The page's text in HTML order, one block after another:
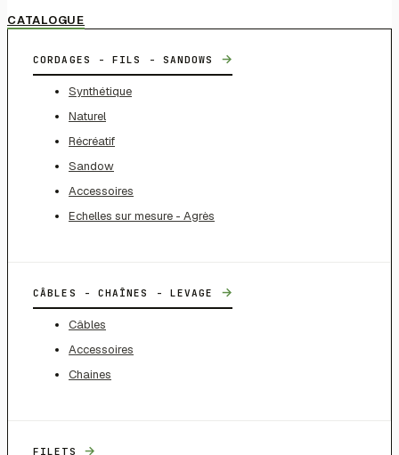
CATALOGUE
CORDAGES - FILS - SANDOWS →
Synthétique
Naturel
Récréatif
Sandow
Accessoires
Echelles sur mesure - Agrès
CÂBLES - CHAÎNES - LEVAGE →
Câbles
Accessoires
Chaines
FILETS →